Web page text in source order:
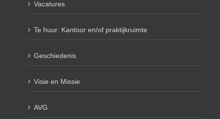
Vacatures
Te huur: Kantoor en/of praktijkruimte
Geschiedenis
Visie en Missie
AVG